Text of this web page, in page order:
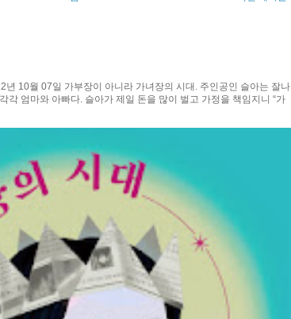
10월 07일 가부장이 아니라 가녀장의 시대. 주인공인 슬아는 잘나
각 엄마와 아빠다. 슬아가 제일 돈을 많이 벌고 가정을 책임지니 “가